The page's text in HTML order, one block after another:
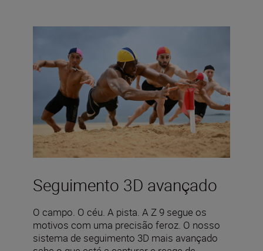
Seguimento 3D avançado
O campo. O céu. A pista. A Z 9 segue os
motivos com uma precisão feroz. O nosso
sistema de seguimento 3D mais avançado